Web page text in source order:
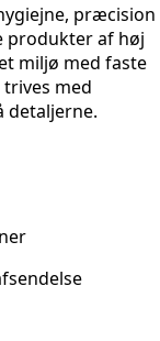
præcision
produkter af høj
miljø med faste
med
detaljerne.